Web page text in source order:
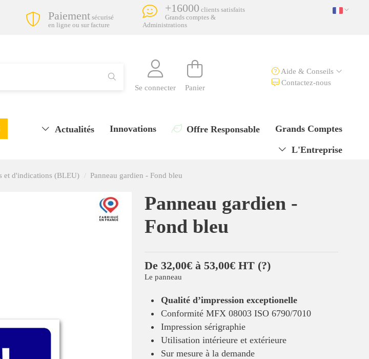
Paiement sécurisé
en ligne ou sur facture
+16000 clients satisfaits
Grands comptes &
Administrations
Se connecter Panier
Aide & Conseils
Contactez-nous
Grands Comptes
Offre Responsable
Innovations
Actualités
L'Entreprise
et d'indications (BLEU) Panneau gardien - Fond bleu
Panneau gardien -
Fond bleu
De 32,00€ à 53,00€ HT (?)
Le panneau
Qualité d’impression exceptionelle
Conformité MFX 08003 ISO 6790/7010
Impression sérigraphie
Utilisation intérieure et extérieure
Sur mesure à la demande